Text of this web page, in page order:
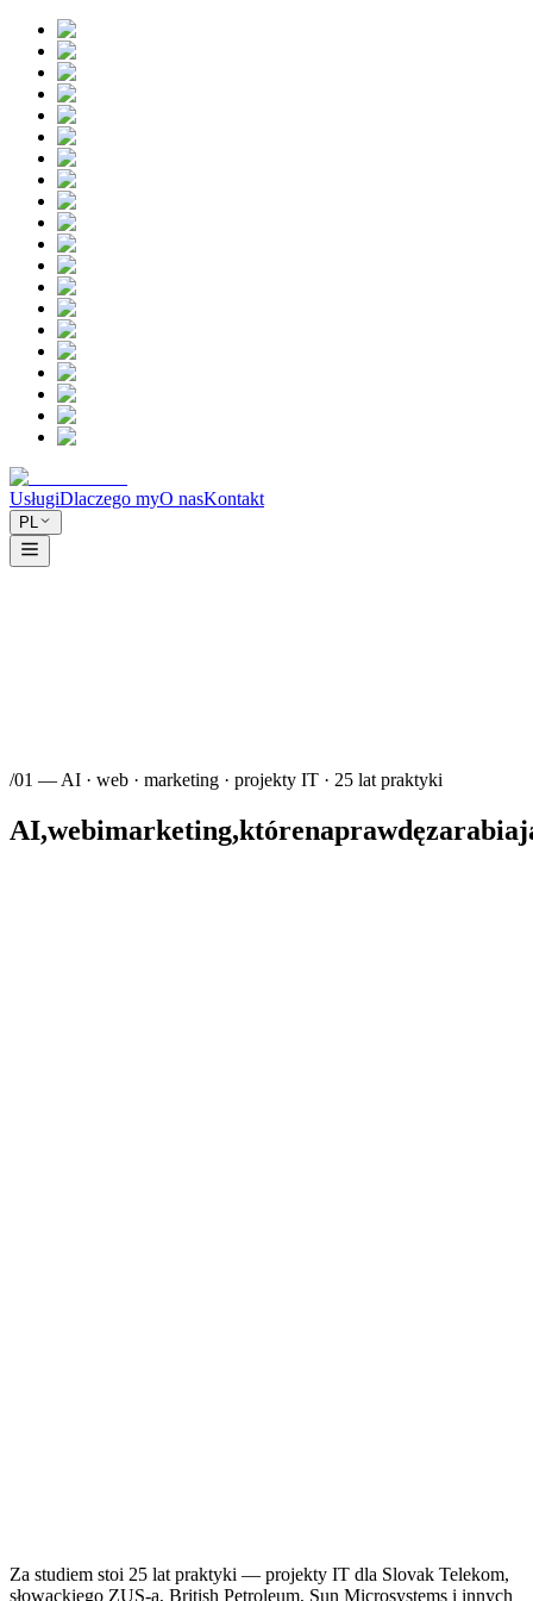
UsługiDlaczego myO nasKontakt
PL
/01 — AI · web · marketing · projekty IT · 25 lat praktyki
AI,webimarketing,którenaprawdę
Za studiem stoi 25 lat praktyki — projekty IT dla Slovak Telekom,
słowackiego ZUS-a, British Petroleum, Sun Microsystems i innych